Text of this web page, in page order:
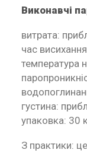
Виконавчі
витрата:
час
температура
густина:
упаковка: 30
З практики: